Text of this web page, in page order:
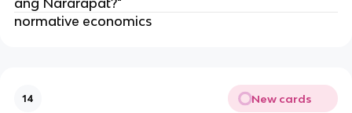
normative economics
14 New cards